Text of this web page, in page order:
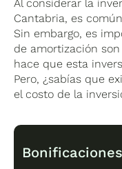
Al considerar la
Cantabria, es
Sin embargo, es
de amortización
hace que esta
Pero, ¿sabías que
el costo de la